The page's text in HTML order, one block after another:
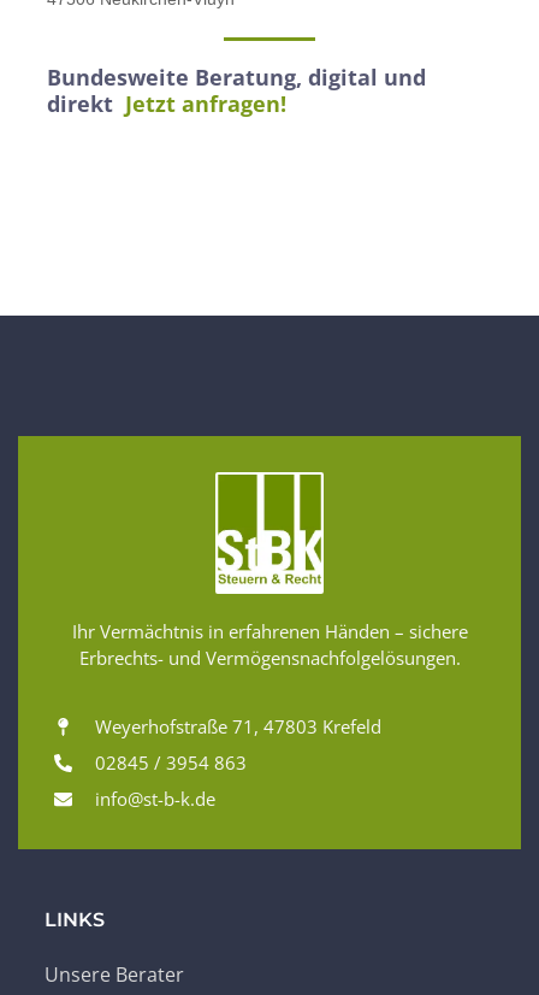
Bundesweite Beratung, digital und
direkt Jetzt anfragen!
Ihr Vermächtnis in erfahrenen Händen – sichere
Erbrechts- und Vermögensnachfolgelösungen.
Weyerhofstraße 71, 47803 Krefeld
02845 / 3954 863
info@st-b-k.de
LINKS
Unsere Berater